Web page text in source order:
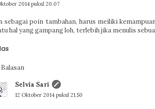
2014 pukul 20.07
sebagai poin tambahan, harus meiliki
hal yang gampang loh, terlebih jika menulis
Balasan
Selvia Sari
12 Oktober 2014 pukul 21.50